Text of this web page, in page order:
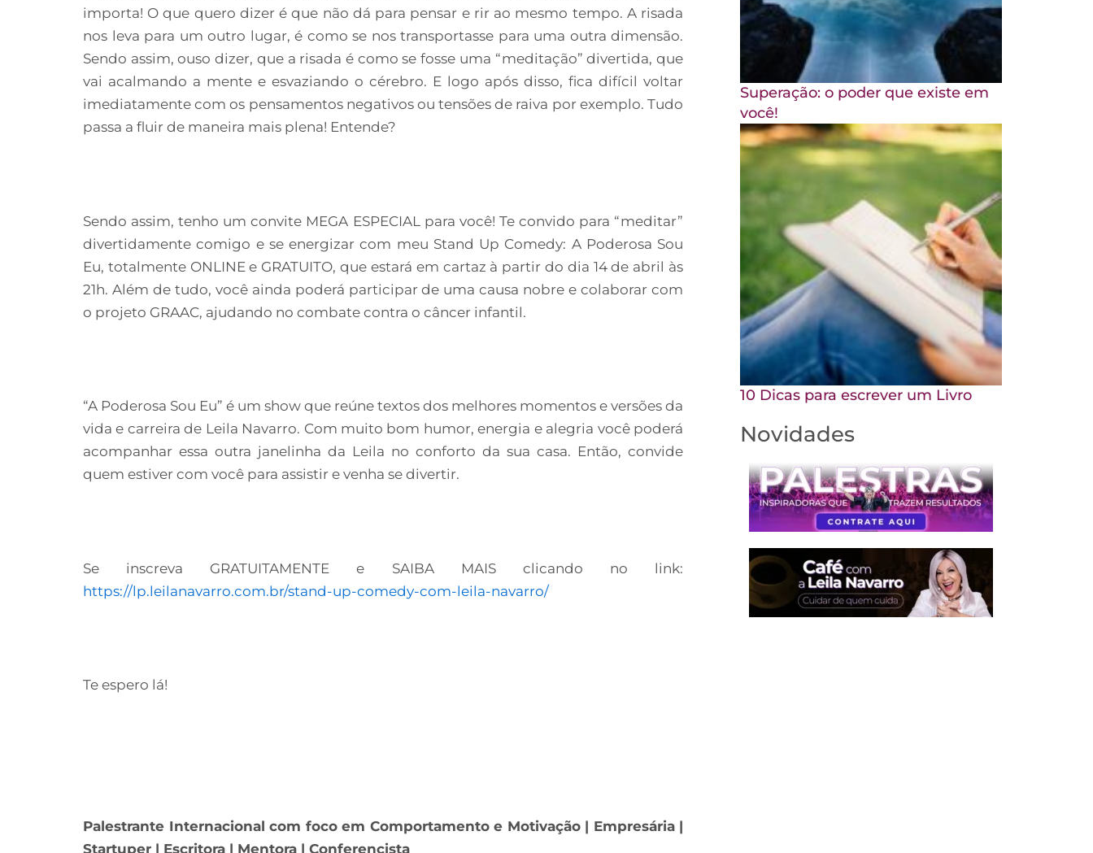
importa! O que quero dizer é que não dá para pensar e rir ao mesmo tempo. A risada
nos leva para um outro lugar, é como se nos transportasse para uma outra dimensão.
Sendo assim, ouso dizer, que a risada é como se fosse uma “meditação” divertida, que
vai acalmando a mente e esvaziando o cérebro. E logo após disso, fica difícil voltar
imediatamente com os pensamentos negativos ou tensões de raiva por exemplo. Tudo
passa a fluir de maneira mais plena! Entende?
Sendo assim, tenho um convite MEGA ESPECIAL para você! Te convido para “meditar”
divertidamente comigo e se energizar com meu Stand Up Comedy: A Poderosa Sou
Eu, totalmente ONLINE e GRATUITO, que estará em cartaz à partir do dia 14 de abril às
21h. Além de tudo, você ainda poderá participar de uma causa nobre e colaborar com
o projeto GRAAC, ajudando no combate contra o câncer infantil.
“A Poderosa Sou Eu” é um show que reúne textos dos melhores momentos e versões da
vida e carreira de Leila Navarro. Com muito bom humor, energia e alegria você poderá
acompanhar essa outra janelinha da Leila no conforto da sua casa. Então, convide
quem estiver com você para assistir e venha se divertir.
Se inscreva GRATUITAMENTE e SAIBA MAIS clicando no link:
https://lp.leilanavarro.com.br/stand-up-comedy-com-leila-navarro/
Te espero lá!
Palestrante Internacional com foco em Comportamento e Motivação | Empresária |
Startuper | Escritora | Mentora | Conferencista
Superação: o poder que existe em
você!
10 Dicas para escrever um Livro
Novidades